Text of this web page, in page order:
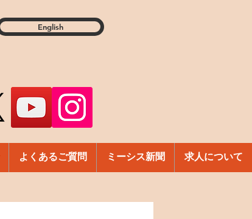
English
よくあるご質問 ミーシス新聞 求人について